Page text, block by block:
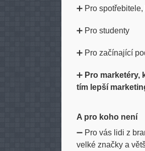
➕ Pro
➕ Pro studenty
➕ Pro začínající
➕ Pro marketéry,
tím lepší
A pro koho není
➖ Pro vás lidi z
velké značky a